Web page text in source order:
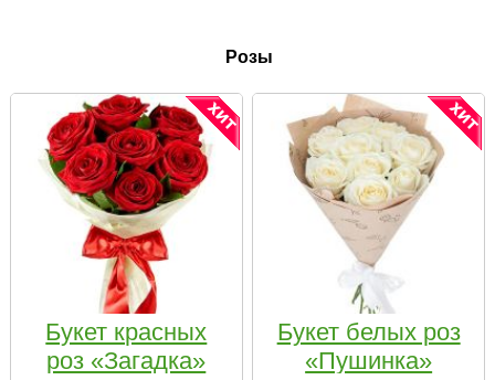
Розы
Букет красных
роз «Загадка»
Букет белых роз
«Пушинка»